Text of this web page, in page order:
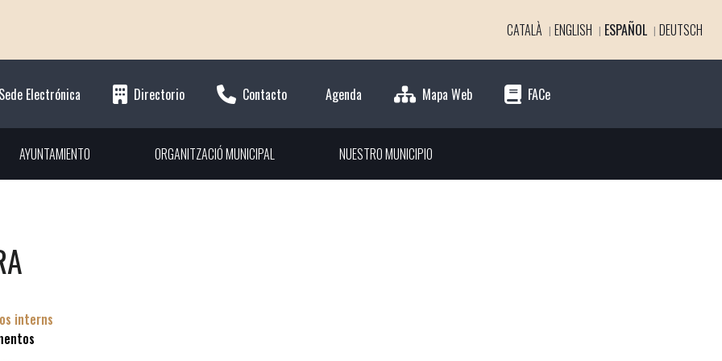
CATALÀ ENGLISH ESPAÑOL DEUTSCH
Sede Electrónica Directorio Contacto Agenda Mapa Web FACe
AYUNTAMIENTO ORGANITZACIÓ MUNICIPAL NUESTRO MUNICIPIO
interns